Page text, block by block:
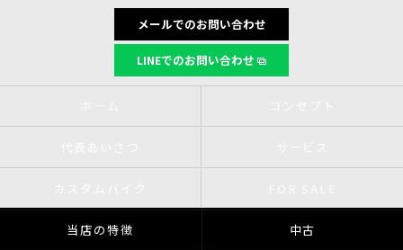
メールでのお問い合わせ
LINEでのお問い合わせ
当店の特徴 中古